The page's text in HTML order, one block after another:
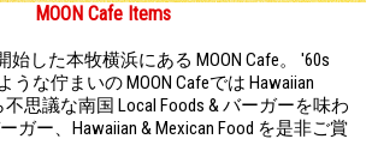
MOON Cafe Items
始した本牧横浜にある MOON Cafe。 '60s
うな佇まいの MOON Cafeでは Hawaiian
思議な南国 Local Foods & バーガーを味わ
ガー、Hawaiian & Mexican Food を是非ご賞